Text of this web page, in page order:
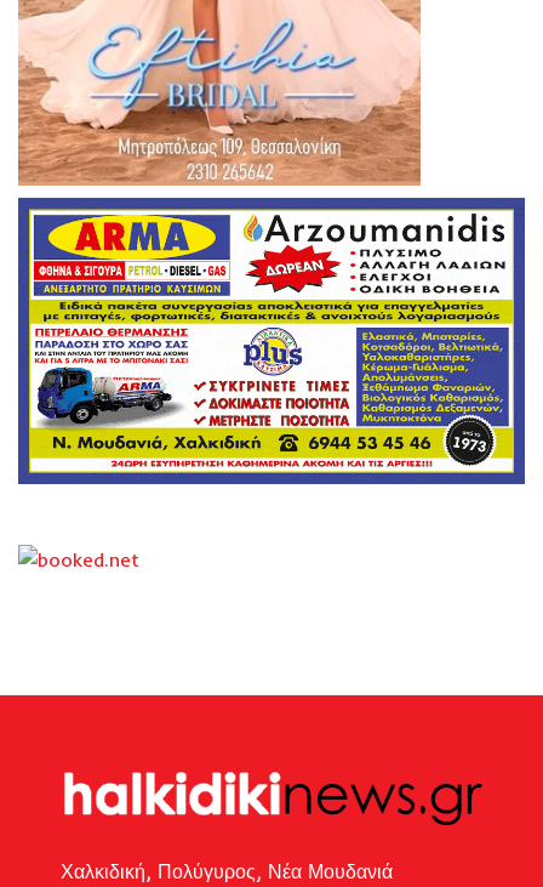
Χαλκιδική, Πολύγυρος, Νέα Μουδανιά